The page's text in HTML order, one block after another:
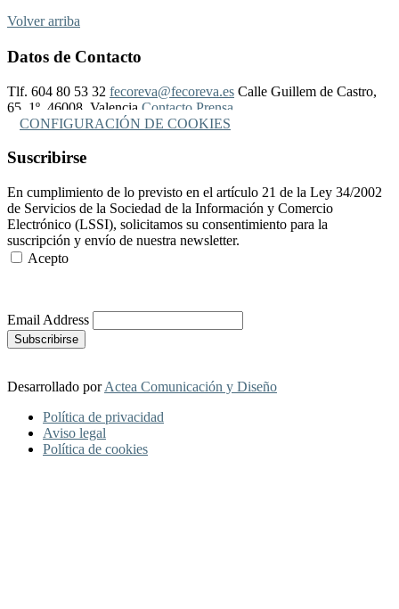
Volver arriba
Datos de Contacto
Tlf. 604 80 53 32 fecoreva@fecoreva.es Calle Guillem de Castro,
65, 1º, 46008, Valencia Contacto Prensa
CONFIGURACIÓN DE COOKIES
Suscribirse
En cumplimiento de lo previsto en el artículo 21 de la Ley 34/2002
de Servicios de la Sociedad de la Información y Comercio
Electrónico (LSSI), solicitamos su consentimiento para la
suscripción y envío de nuestra newsletter.
Acepto
Email Address
Desarrollado porActea Comunicación y Diseño
Política de privacidad
Aviso legal
Política de cookies